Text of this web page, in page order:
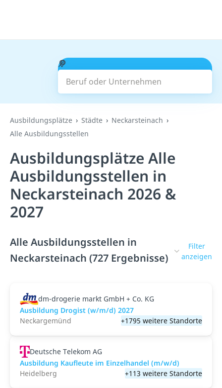
Beruf oder Unternehmen
Suchen
Ausbildungsplätze Städte
Neckarsteinach
Alle Ausbildungsstellen
Ausbildungsplätze Alle
Ausbildungsstellen in
Neckarsteinach 2026 &
2027
Alle Ausbildungsstellen in
Neckarsteinach (727 Ergebnisse)
Filter
anzeigen
dm-drogerie markt GmbH + Co. KG
Ausbildung Drogist (w/m/d) 2027
Neckargemünd
+1795 weitere Standorte
Deutsche Telekom AG
Ausbildung Kaufleute im Einzelhandel (m/w/d)
Heidelberg
+113 weitere Standorte